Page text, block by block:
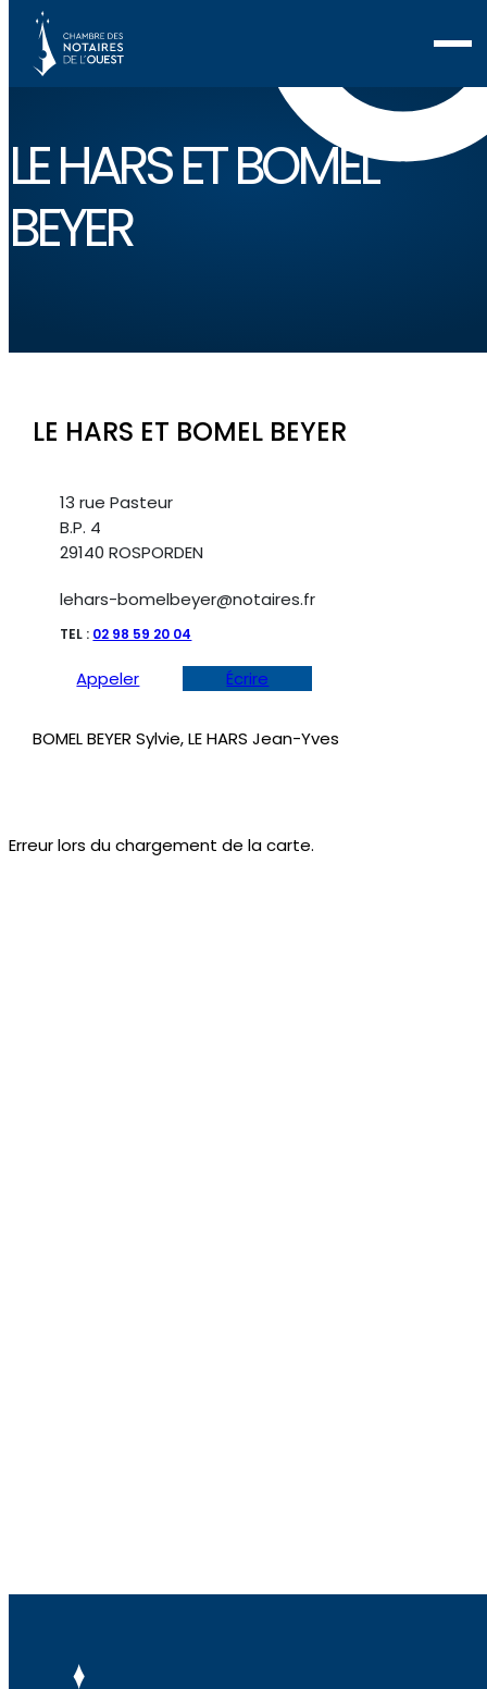
LE HARS ET BOMEL
BEYER
Erreur lors du chargement de la carte.
LE HARS ET BOMEL BEYER
13 rue Pasteur
B.P. 4
29140 ROSPORDEN
lehars-bomelbeyer@notaires.fr
TEL : 02 98 59 20 04
Appeler Écrire
BOMEL BEYER Sylvie, LE HARS Jean-Yves